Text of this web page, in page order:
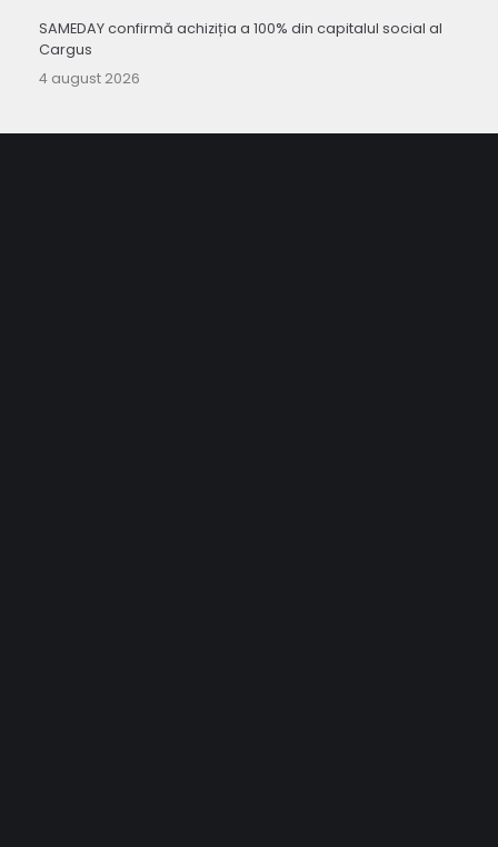
SAMEDAY confirmă achiziția a 100% din capitalul social al
Cargus
4 august 2026